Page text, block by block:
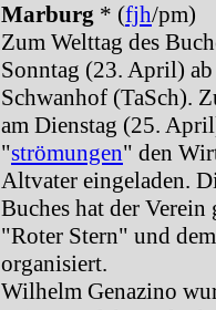
Marburg * (fjh/pm)
Zum Welttag des
Sonntag (23. April)
Schwanhof (TaSch).
am Dienstag (25.
"strömungen" den
Altvater eingeladen.
Buches hat der
"Roter Stern" und
organisiert.
Wilhelm Genazino